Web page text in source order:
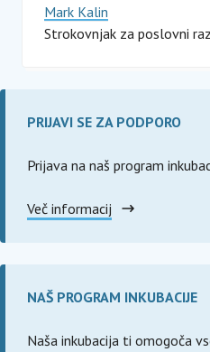
Mark Kalin
Strokovnjak za poslovni
PRIJAVI SE ZA PODPORO
Prijava na naš program
Več informacij
NAŠ PROGRAM INKUBACIJE
Naša inkubacija ti omogoča